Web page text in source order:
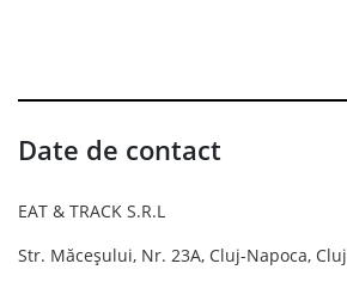
Date de contact
EAT & TRACK S.R.L
Str. Măceșului, Nr. 23A, Cluj-Napoca, Cluj